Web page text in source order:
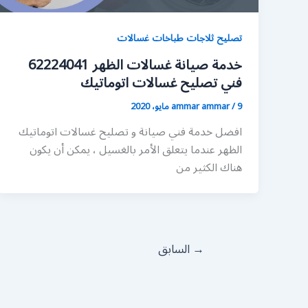
تصليح ثلاجات طباخات غسالات
خدمة صيانة غسالات الظهر 62224041
فني تصليح غسالات اتوماتيك
ammar ammar/9 مايو، 2020
افضل خدمة فني صيانة و تصليح غسالات اتوماتيك
الظهر عندما يتعلق الأمر بالغسيل ، يمكن أن يكون
هناك الكثير من
→ السابق